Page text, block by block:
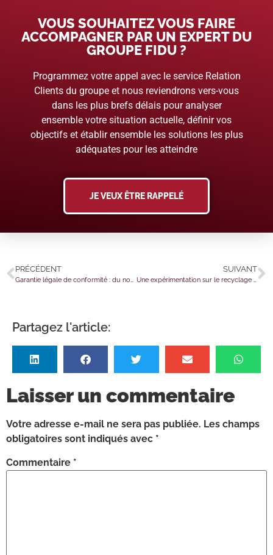
VOUS SOUHAITEZ VOUS FAIRE
ACCOMPAGNER PAR UN EXPERT DU
GROUPE FIDU ?
Programmez votre appel avec le service Relation
Clients du groupe et nous reviendrons vers-vous
dans les plus brefs délais pour analyser
ensemble votre situation actuelle, définir vos
objectifs et établir ensemble les solutions les plus
adéquates pour les atteindre
JE VEUX ÊTRE RAPPELÉ
PRÉCÉDENT
Garantie légale de conformité : du nouveau au 1er octobre 2022
SUIVANT
Une expérimentation sur le recyclage des stylos d’injection
Partagez l'article:
Laisser un commentaire
Votre adresse e-mail ne sera pas publiée. Les champs
obligatoires sont indiqués avec *
Commentaire *